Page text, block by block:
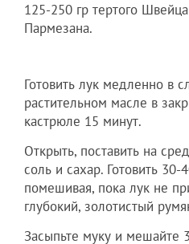
125-250 гр тертого
Пармезана.
Готовить лук медленно в
растительном масле в
кастрюле 15 минут.
Открыть, поставить на
соль и сахар. Готовить 30-
помешивая, пока лук не
глубокий, золотистый
Засыпьте муку и мешайте